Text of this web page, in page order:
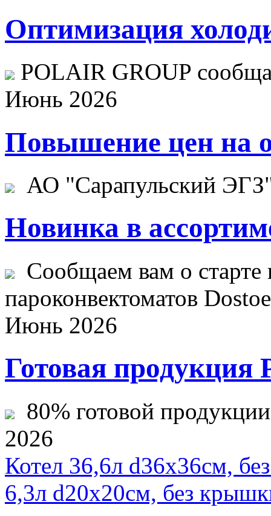
Оптимизация
POLAIR GROUP
Июнь 2026
Повышение цен на
АО "Сарапульский
Новинка в
Сообщаем вам о старте
пароконвектоматов
Июнь 2026
Готовая продукция
80% готовой
2026
Котел 36,6л d36х36см,
6,3л d20х20см, без